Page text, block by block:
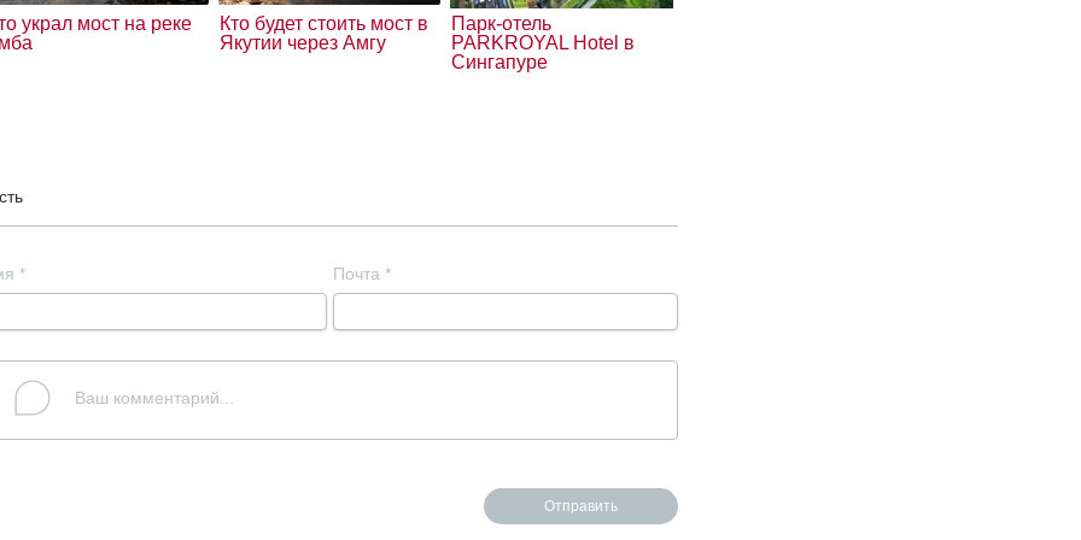
украл мост на реке
Кто будет стоить мост в
Якутии через Амгу
Парк-отель
PARKROYAL Hotel в
Сингапуре
* Почта *